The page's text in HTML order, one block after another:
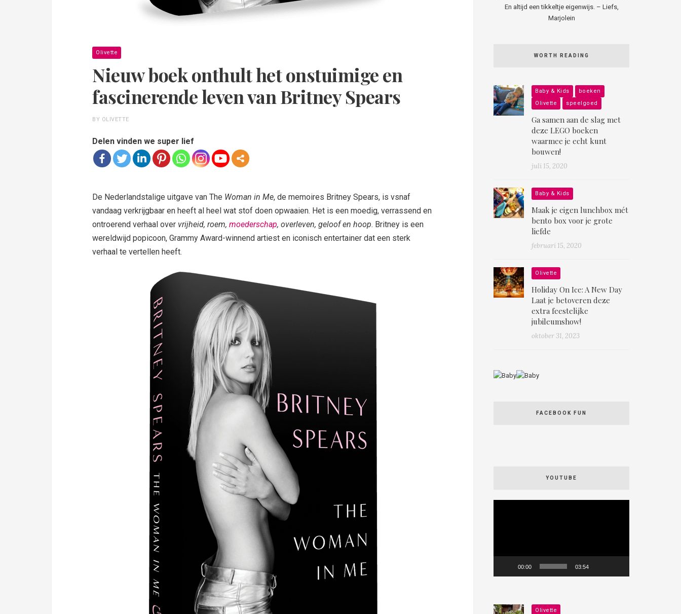
Olivette
Nieuw boek onthult het onstuimige en
fascinerende leven van Britney Spears
BY OLIVETTE
Delen vinden we super lief
De Nederlandstalige uitgave van The Woman in Me, de memoires Britney Spears, is vsnaf
vandaag verkrijgbaar en heeft al heel wat stof doen opwaaien. Het is een moedig, verrassend en
ontroerend verhaal over vrijheid, roem, moederschap, overleven, geloof en hoop. Britney is een
wereldwijd popicoon, Grammy Award-winnend artiest en iconisch entertainer dat een sterk
verhaal te vertellen heeft.
En altijd een tikkeltje eigenwijs. – Liefs,
Marjolein
WORTH READING
Baby & Kids
boeken
Olivette
speelgoed
Ga samen aan de slag met
deze LEGO boeken
waarmee je echt kunt
bouwen!
juli 15, 2020
Baby & Kids
Maak je eigen lunchbox mét
bento box voor je grote
liefde
februari 15, 2020
Olivette
Holiday On Ice: A New Day
Laat je betoveren deze
extra feestelijke
jubileumshow!
oktober 31, 2023
FACEBOOK FUN
YOUTUBE
00:00 03:54
Olivette